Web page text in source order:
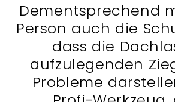
Dementsprechend
Person auch die
dass die
aufzulegenden
Probleme